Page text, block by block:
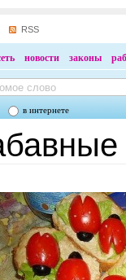
RSS
новости законы
в интернете